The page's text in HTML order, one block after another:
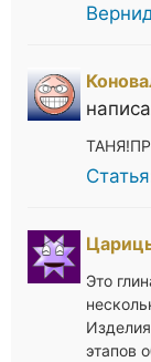
Это
этапов